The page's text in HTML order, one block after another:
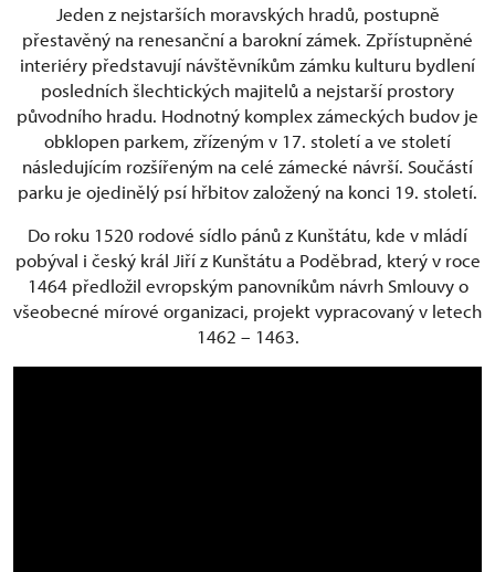
Jeden z nejstarších moravských hradů, postupně
přestavěný na renesanční a barokní zámek. Zpřístupněné
interiéry představují návštěvníkům zámku kulturu bydlení
posledních šlechtických majitelů a nejstarší prostory
původního hradu. Hodnotný komplex zámeckých budov je
obklopen parkem, zřízeným v 17. století a ve století
následujícím rozšířeným na celé zámecké návrší. Součástí
parku je ojedinělý psí hřbitov založený na konci 19. století.
Do roku 1520 rodové sídlo pánů z Kunštátu, kde v mládí
pobýval i český král Jiří z Kunštátu a Poděbrad, který v roce
1464 předložil evropským panovníkům návrh Smlouvy o
všeobecné mírové organizaci, projekt vypracovaný v letech
1462 – 1463.